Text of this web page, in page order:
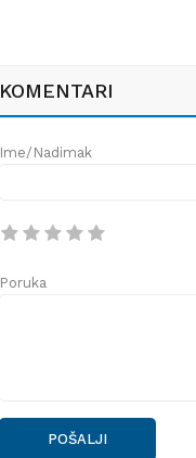
KOMENTARI
Ime/Nadimak
Poruka
POŠALJI